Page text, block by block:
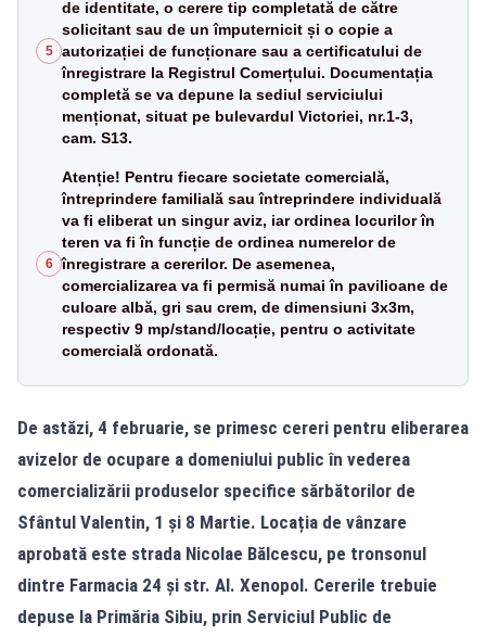
5
de identitate, o cerere tip completată de către
solicitant sau de un împuternicit și o copie a
autorizației de funcționare sau a certificatului de
înregistrare la Registrul Comerțului. Documentația
completă se va depune la sediul serviciului
menționat, situat pe bulevardul Victoriei, nr.1-3,
cam. S13.
6
Atenție! Pentru fiecare societate comercială,
întreprindere familială sau întreprindere individuală
va fi eliberat un singur aviz, iar ordinea locurilor în
teren va fi în funcție de ordinea numerelor de
înregistrare a cererilor. De asemenea,
comercializarea va fi permisă numai în pavilioane de
culoare albă, gri sau crem, de dimensiuni 3x3m,
respectiv 9 mp/stand/locație, pentru o activitate
comercială ordonată.
De astăzi, 4 februarie, se primesc cereri pentru eliberarea
avizelor de ocupare a domeniului public în vederea
comercializării produselor specifice sărbătorilor de
Sfântul Valentin, 1 și 8 Martie. Locația de vânzare
aprobată este strada Nicolae Bălcescu, pe tronsonul
dintre Farmacia 24 și str. Al. Xenopol. Cererile trebuie
depuse la Primăria Sibiu, prin Serviciul Public de